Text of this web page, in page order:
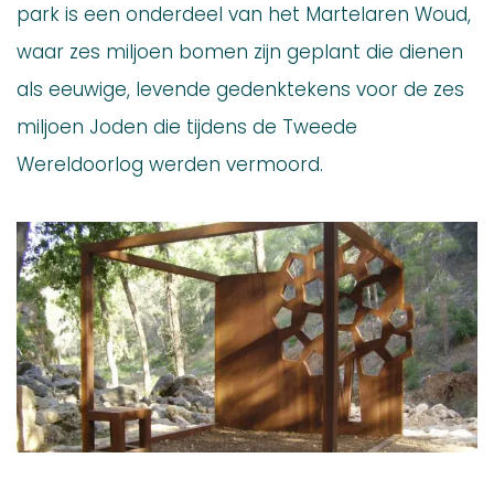
park is een onderdeel van het Martelaren Woud,
waar zes miljoen bomen zijn geplant die dienen
als eeuwige, levende gedenktekens voor de zes
miljoen Joden die tijdens de Tweede
Wereldoorlog werden vermoord.